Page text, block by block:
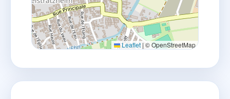
Leaflet | © OpenStreetMap